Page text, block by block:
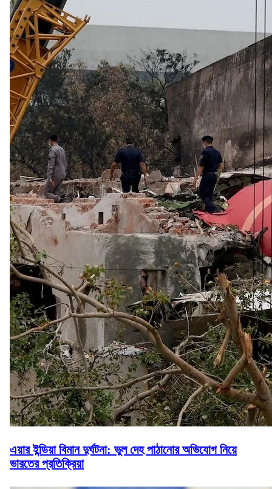
এয়ার ইন্ডিয়া বিমান দুর্ঘটনা: ভুল দেহ পাঠানোর অভিযোগ নিয়ে
ভারতের প্রতিক্রিয়া